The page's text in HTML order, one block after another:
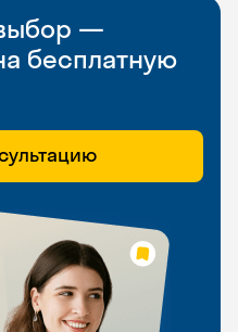
—
бесплатную